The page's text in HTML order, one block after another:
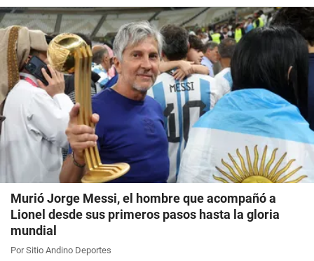
Murió Jorge Messi, el hombre que acompañó a
Lionel desde sus primeros pasos hasta la gloria
mundial
Por Sitio Andino Deportes